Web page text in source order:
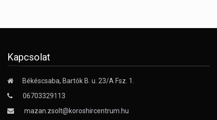
Kapcsolat
Békéscsaba, Bartók B. u. 23/A Fsz. 1.
06703329113
mazan.zsolt@koroshircentrum.hu